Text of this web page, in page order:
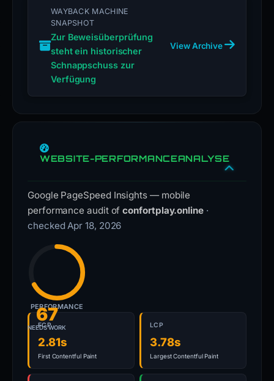
WAYBACK MACHINE
SNAPSHOT
Zur Beweisüberprüfung
steht ein historischer
Schnappschuss zur
Verfügung
View Archive
WEBSITE-PERFORMANCEANALYSE
Google PageSpeed Insights — mobile
performance audit ofconfortplay.online ·
checked Apr 18, 2026
67
NEEDS WORK
PERFORMANCE
FCP
2.81s
First Contentful Paint
LCP
3.78s
Largest Contentful Paint